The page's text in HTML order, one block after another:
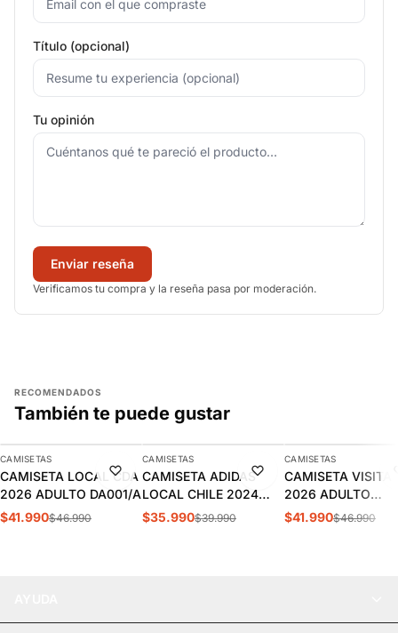
Título (opcional)
Tu opinión
Enviar reseña
Verificamos tu compra y la reseña pasa por moderación.
RECOMENDADOS
También te puede gustar
-11%
AGREGAR
CAMISETAS
CAMISETA LOCAL CDA
2026 ADULTO DA001/A
$41.990$46.990
-10%
AGREGAR
CAMISETAS
CAMISETA ADIDAS
LOCAL CHILE 2024
HOMBRE | IP8455
$35.990$39.990
-11%
CAMISETAS
CAMISETA VISITA
2026 ADULTO
DA002/A
$41.990$46.990